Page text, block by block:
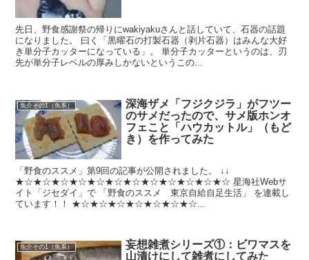
先日、野食感謝祭の帰りにwakiyakuさんと話していて、石器の話題
になりました。 曰く「黒曜石の打製石器（剥片石器）はみんな大好
き単分子カッターになっている」。 単分子カッターというのは、刃
先が単分子レベルの厚みしかないというこの...
魚介その1（魚系）
深海ザメ「フジクジラ」がフツー
のサメだったので、サメ版ホンオ
フェこと「ハウカットル」（もど
き）を作ってみた
「野食のススメ」第9回の記事が公開されました。 ↓↓
★☆★☆★☆★☆★☆★☆★☆★☆★☆★☆★☆★☆ 星海社Webサ
イト「ジセダイ」で 「野食のススメ 東京自給自足生活」 を連載し
ています！！ ★☆★☆★☆★☆★☆★☆★☆...
魚介その1（魚系）
妄想雑煮シリーズ①：ビワマスを
山漬けにして雑煮にしてみた